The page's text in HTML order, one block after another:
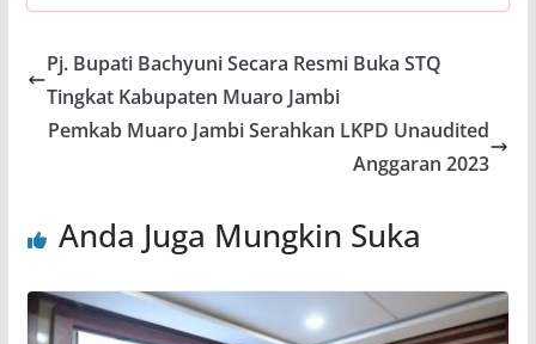
Pj. Bupati Bachyuni Secara Resmi Buka STQ
Tingkat Kabupaten Muaro Jambi
Pemkab Muaro Jambi Serahkan LKPD Unaudited
Anggaran 2023
Anda Juga Mungkin Suka